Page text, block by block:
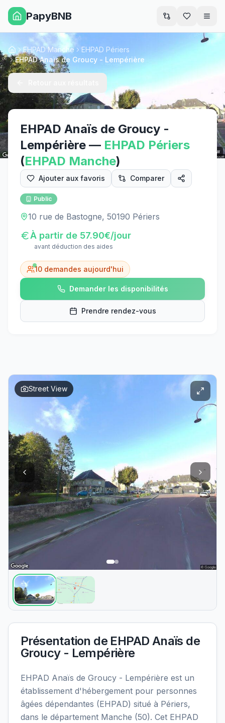
PapyBNB
Street View
AccueilEHPAD Manche
EHPAD Périers
EHPAD Anaïs de Groucy - Lempérière
EHPAD Anaïs de Groucy -
Lempérière — EHPAD Périers
(EHPAD Manche)
Ajouter aux favoris Comparer
Public
10 rue de Bastogne, 50190 Périers
À partir de 57.90€/jour
avant déduction des aides
10 demandes aujourd'hui
Demander les disponibilités
Prendre rendez-vous
Street View
Présentation de EHPAD Anaïs de
Groucy - Lempérière
EHPAD Anaïs de Groucy - Lempérière est un
établissement d'hébergement pour personnes
âgées dépendantes (EHPAD) situé à Périers,
dans le département Manche (50). Cet EHPAD